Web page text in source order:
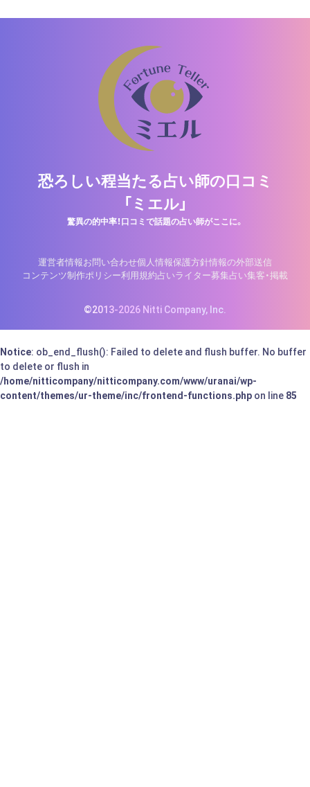
恐ろしい程当たる占い師の口コミ
「ミエル」
驚異の的中率！口コミで話題の占い師がここに。
運営者情報お問い合わせ個人情報保護方針情報の外部送信
コンテンツ制作ポリシー利用規約占いライター募集占い集客・掲載
©2013-2026 Nitti Company, Inc.
Notice: ob_end_flush(): Failed to delete and flush buffer. No buffer
to delete or flush in
/home/nitticompany/nitticompany.com/www/uranai/wp-
content/themes/ur-theme/inc/frontend-functions.php on line 85